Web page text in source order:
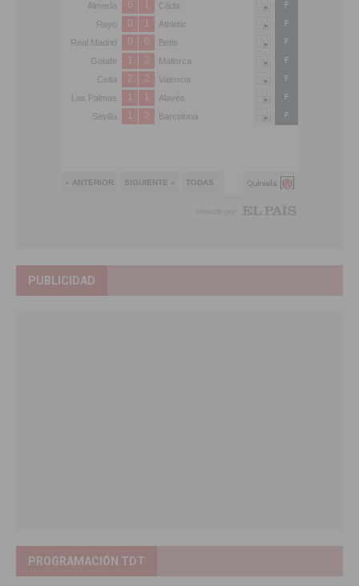
PUBLICIDAD
PROGRAMACIÓN TDT